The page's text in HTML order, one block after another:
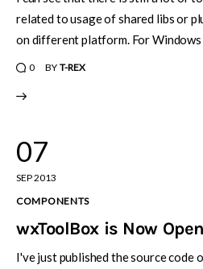
related to usage of shared libs or
on different platform. For
0 BY T-REX
07
SEP 2013
COMPONENTS
wxToolBox is Now
I've just published the source code